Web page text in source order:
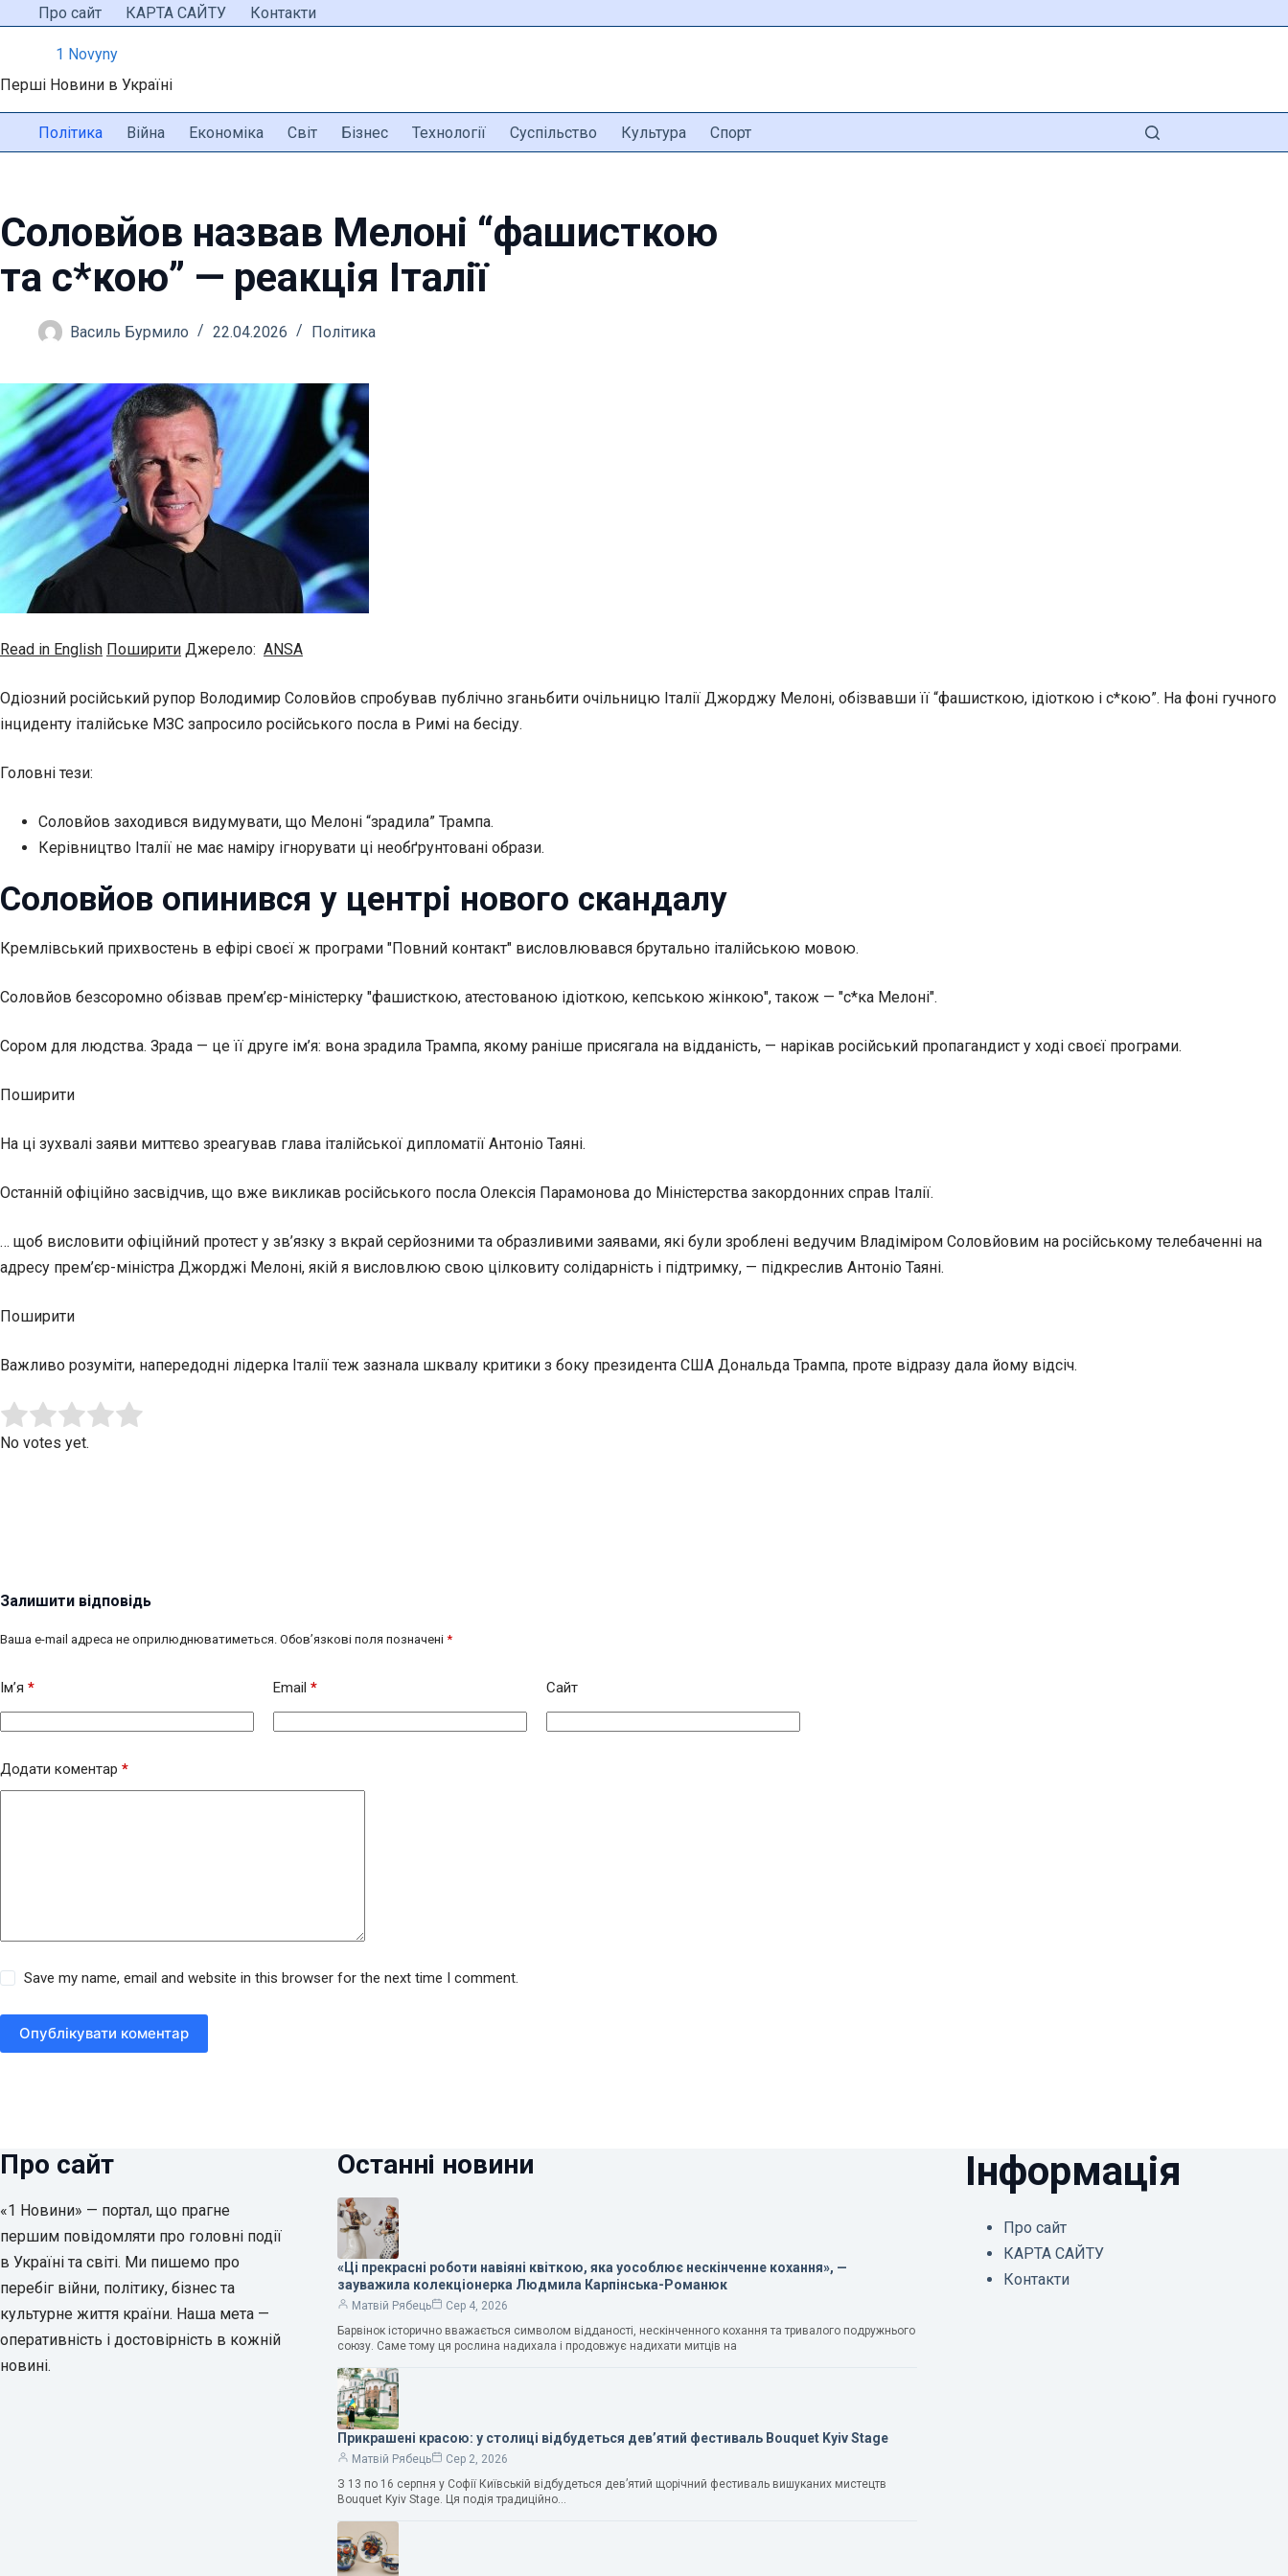
ПерейтиПро сайт КАРТА САЙТУ Контакти
1 Novyny
Перші Новини в Україні
Політика Війна Економіка Світ Бізнес Технології Суспільство Культура Спорт
Соловйов назвав Мелоні “фашисткою
та с*кою” — реакція Італії
Василь Бурмило 22.04.2026 Політика
Read in English Поширити Джерело: ANSA
Одіозний російський рупор Володимир Соловйов спробував публічно зганьбити очільницю Італії Джорджу Мелоні, обізвавши її “фашисткою, ідіоткою і с*кою”. На фоні гучного
інциденту італійське МЗС запросило російського посла в Римі на бесіду.
Головні тези:
Соловйов заходився видумувати, що Мелоні “зрадила” Трампа.
Керівництво Італії не має наміру ігнорувати ці необґрунтовані образи.
Соловйов опинився у центрі нового скандалу
Кремлівський прихвостень в ефірі своєї ж програми "Повний контакт" висловлювався брутально італійською мовою.
Соловйов безсоромно обізвав прем’єр-міністерку "фашисткою, атестованою ідіоткою, кепською жінкою", також — "с*ка Мелоні".
Сором для людства. Зрада — це її друге ім’я: вона зрадила Трампа, якому раніше присягала на відданість, — нарікав російський пропагандист у ході своєї програми.
Поширити
На ці зухвалі заяви миттєво зреагував глава італійської дипломатії Антоніо Таяні.
Останній офіційно засвідчив, що вже викликав російського посла Олексія Парамонова до Міністерства закордонних справ Італії.
… щоб висловити офіційний протест у зв’язку з вкрай серйозними та образливими заявами, які були зроблені ведучим Владіміром Соловйовим на російському телебаченні на
адресу прем’єр-міністра Джорджі Мелоні, якій я висловлюю свою цілковиту солідарність і підтримку, — підкреслив Антоніо Таяні.
Поширити
Важливо розуміти, напередодні лідерка Італії теж зазнала шквалу критики з боку президента США Дональда Трампа, проте відразу дала йому відсіч.
Rate this item:
No votes yet.
Залишити відповідь
Ваша e-mail адреса не оприлюднюватиметься. Обов’язкові поля позначені *
Ім’я * Email * Сайт
Додати коментар *
Save my name, email and website in this browser for the next time I comment.
Опублікувати коментар
Про сайт
«1 Новини» — портал, що прагне
першим повідомляти про головні події
в Україні та світі. Ми пишемо про
перебіг війни, політику, бізнес та
культурне життя країни. Наша мета —
оперативність і достовірність в кожній
новині.
Останні новини
«Ці прекрасні роботи навіяні квіткою, яка уособлює нескінченне кохання», —
зауважила колекціонерка Людмила Карпінська-Романюк
Матвій Рябець
Сер 4, 2026
Барвінок історично вважається символом відданості, нескінченного кохання та тривалого подружнього
союзу. Саме тому ця рослина надихала і продовжує надихати митців на
Прикрашені красою: у столиці відбудеться дев’ятий фестиваль Bouquet Kyiv Stage
Матвій Рябець
Сер 2, 2026
З 13 по 16 серпня у Софії Київській відбудеться дев’ятий щорічний фестиваль вишуканих мистецтв
Bouquet Kyiv Stage. Ця подія традиційно…
Інформація
Про сайт
КАРТА САЙТУ
Контакти